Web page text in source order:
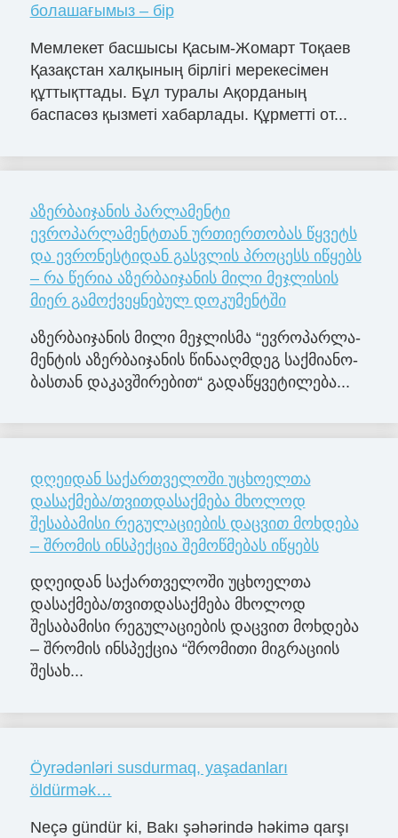
болашағымыз – бір
Мемлекет басшысы Қасым-Жомарт Тоқаев
Қазақстан халқының бірлігі мерекесімен
құттықттады. Бұл туралы Ақорданың
баспасөз қызметі хабарлады. Құрметті от...
აზერბაიჯანის პარლამენტი
ევროპარლამენტთან ურთიერთობას წყვეტს
და ევრონესტიდან გასვლის პროცესს იწყებს
– რა წერია აზერბაიჯანის მილი მეჯლისის
მიერ გამოქვეყნებულ დოკუმენტში
აზერ­ბა­ი­ჯა­ნის მილი მე­ჯლის­მა “ევ­რო­პარ­ლა­
მენ­ტის აზერ­ბა­ი­ჯა­ნის წი­ნა­აღ­მდეგ საქ­მი­ა­ნო­
ბას­თან და­კავ­ში­რე­ბით“ გა­და­წყვე­ტი­ლე­ბა...
დღეიდან საქართველოში უცხოელთა
დასაქმება/თვითდასაქმება მხოლოდ
შესაბამისი რეგულაციების დაცვით მოხდება
– შრომის ინსპექცია შემოწმებას იწყებს
დღეიდან საქართველოში უცხოელთა
დასაქმება/თვითდასაქმება მხოლოდ
შესაბამისი რეგულაციების დაცვით მოხდება
– შრომის ინსპექცია “შრომითი მიგრაციის
შესახ...
Öyrədənləri susdurmaq, yaşadanları
öldürmək…
Neçə gündür ki, Bakı şəhərində həkimə qarşı